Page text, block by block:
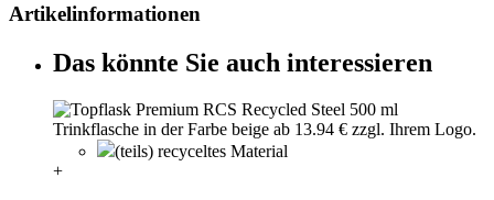
Artikelinformationen
Das könnte Sie auch interessieren
(teils) recyceltes Material
+